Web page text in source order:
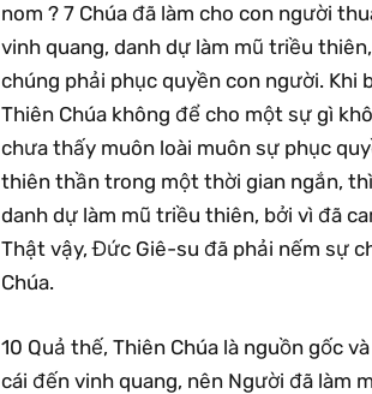
nom ? 7 Chúa đã làm cho con người
vinh quang, danh dự làm mũ triều
chúng phải phục quyền con người. Khi
Thiên Chúa không để cho một sự gì
chưa thấy muôn loài muôn sự phục
thiên thần trong một thời gian ngắn,
danh dự làm mũ triều thiên, bởi vì đã
Thật vậy, Đức Giê-su đã phải nếm sự
Chúa.
10 Quả thế, Thiên Chúa là nguồn gốc
cái đến vinh quang, nên Người đã làm